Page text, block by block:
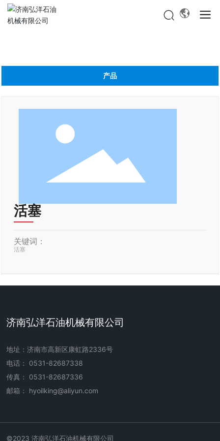
产品
活塞
关键词：
活塞
济南弘洋石油机械有限公司
地址：济南市高新区康虹路2336号
电话： 0531-82687338
传真： 0531-82687336
邮箱： hyoilking@aliyun.com
©2023 济南弘洋石油机械有限公司